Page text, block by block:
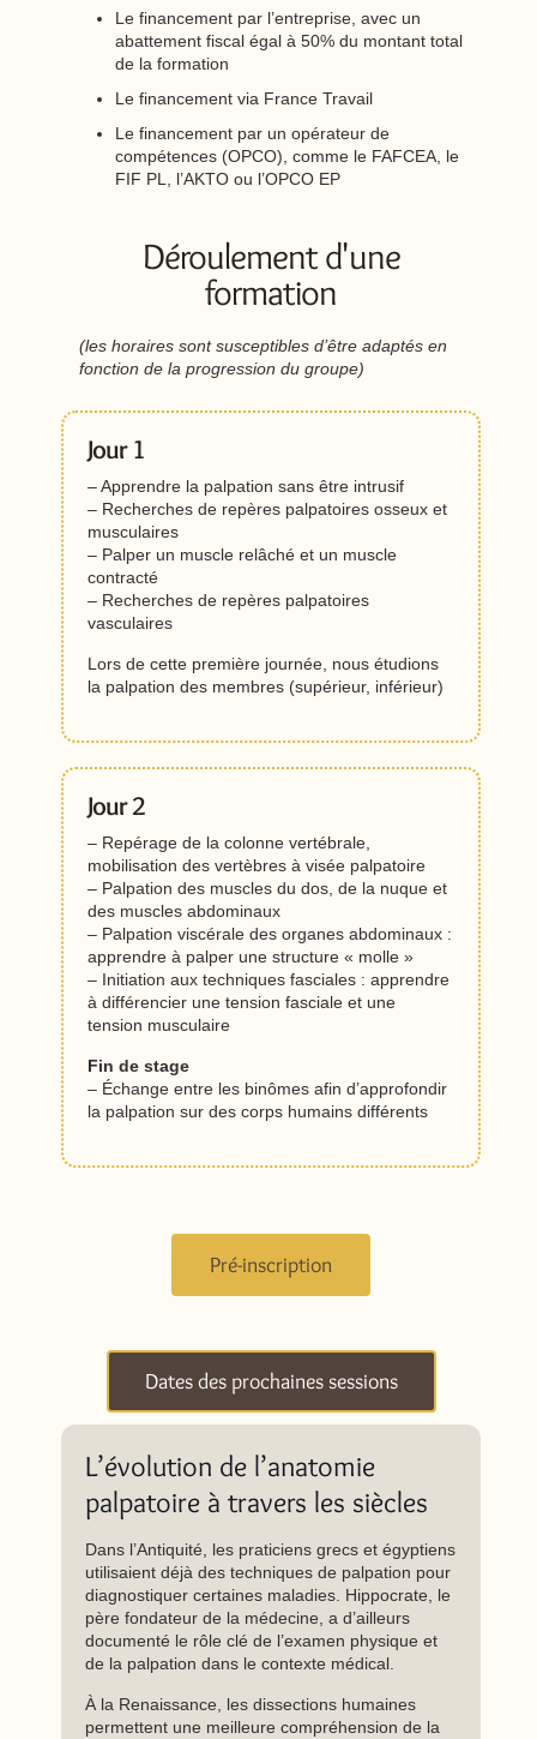
Le financement par l’entreprise, avec un
abattement fiscal égal à 50% du montant total
de la formation
Le financement via France Travail
Le financement par un opérateur de
compétences (OPCO), comme le FAFCEA, le
FIF PL, l’AKTO ou l’OPCO EP
Déroulement d'une
formation
(les horaires sont susceptibles d’être adaptés en
fonction de la progression du groupe)
Jour 1
– Apprendre la palpation sans être intrusif
– Recherches de repères palpatoires osseux et
musculaires
– Palper un muscle relâché et un muscle
contracté
– Recherches de repères palpatoires
vasculaires
Lors de cette première journée, nous étudions
la palpation des membres (supérieur, inférieur)
Jour 2
– Repérage de la colonne vertébrale,
mobilisation des vertèbres à visée palpatoire
– Palpation des muscles du dos, de la nuque et
des muscles abdominaux
– Palpation viscérale des organes abdominaux :
apprendre à palper une structure « molle »
– Initiation aux techniques fasciales : apprendre
à différencier une tension fasciale et une
tension musculaire
Fin de stage
– Échange entre les binômes afin d’approfondir
la palpation sur des corps humains différents
Pré-inscription
Dates des prochaines sessions
L’évolution de l’anatomie
palpatoire à travers les siècles
Dans l’Antiquité, les praticiens grecs et égyptiens
utilisaient déjà des techniques de palpation pour
diagnostiquer certaines maladies. Hippocrate, le
père fondateur de la médecine, a d’ailleurs
documenté le rôle clé de l’examen physique et
de la palpation dans le contexte médical.
À la Renaissance, les dissections humaines
permettent une meilleure compréhension de la